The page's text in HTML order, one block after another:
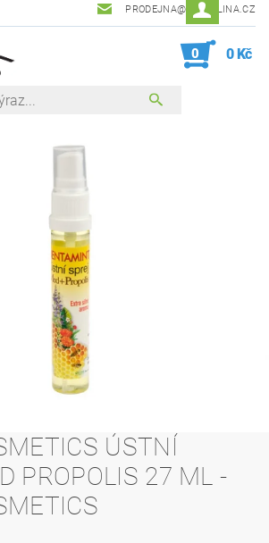
PRODEJNA@ZEVCELINA.CZ
0 0 Kč
ÚSTNÍ
PROPOLIS 27 ML -